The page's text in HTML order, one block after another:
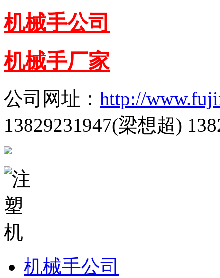
机械手公司
机械手厂家
公司网址： http://
13829231947(梁想超)
机械手公司